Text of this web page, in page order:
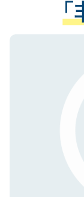
る、プ
ご登録
で、機
させて
ない方
ので、